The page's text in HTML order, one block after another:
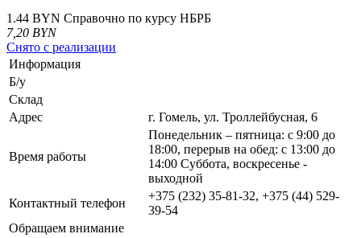
1.44 BYN Справочно по курсу НБРБ
7,20 BYN
Снято с реализации
Информация
Б/у
Склад
Адрес
г. Гомель, ул. Троллейбусная, 6
Время работы
Понедельник – пятница: с 9:00 до
18:00, перерыв на обед: с 13:00 до
14:00 Суббота, воскресенье -
выходной
Контактный телефон
+375 (232) 35-81-32, +375 (44) 529-
39-54
Обращаем внимание